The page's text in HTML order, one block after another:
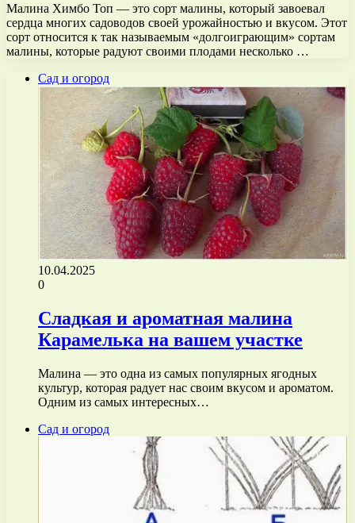
Малина Химбо Топ — это сорт малины, который завоевал
сердца многих садоводов своей урожайностью и вкусом. Этот
сорт относится к так называемым «долгоиграющим» сортам
малины, которые радуют своими плодами несколько …
Сад и огород
10.04.2025
0
Сладкая и ароматная малина
Карамелька на вашем участке
Малина — это одна из самых популярных ягодных
культур, которая радует нас своим вкусом и ароматом.
Одним из самых интересных…
Сад и огород